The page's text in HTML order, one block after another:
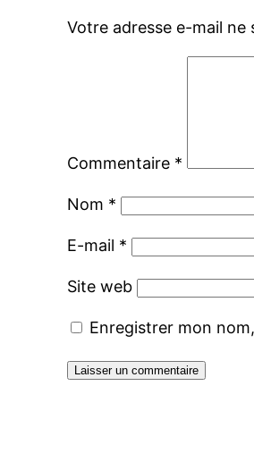
Votre adresse e-mail ne
Commentaire *
Nom *
E-mail *
Site web
Enregistrer mon